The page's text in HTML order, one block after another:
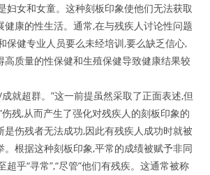
妇女和女童。这种刻板印象使他们无法获取
健康的性生活。通常,在与残疾人讨论性问题
保健专业人员要么未经培训,要么缺乏信心,
高质量的性保健和生殖保健导致健康结果较
就超群。”这一前提虽然采取了正面表述,但
伤残,从而产生了强化对残疾人的刻板印象的
是伤残者无法成功,因此有残疾人成功时就被
。根据这种刻板印象,平常的成绩被赋予非同
超乎“寻常”,“尽管”他们有残疾。这通常被称